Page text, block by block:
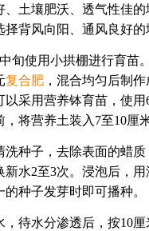
土壤肥沃、透气性佳
背风向阳、通风良好的
旬使用小拱棚进行育苗
复合肥 ，混合均匀后制
采用营养钵育苗，使
将营养土装入7至10厘
种子，去除表面的蜡
新水2至3次。浸泡后，
种子发芽时即可播种。
待水分渗透后，按10